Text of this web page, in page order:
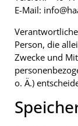
E-Mail:
Person, die
Zwecke und
o. Ä.)